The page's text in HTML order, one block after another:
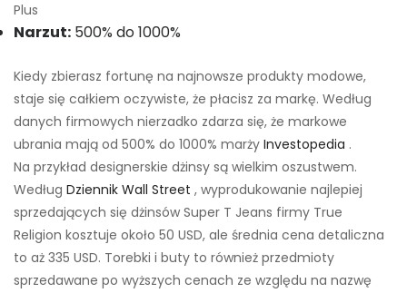
Plus
Narzut: 500% do 1000%
Kiedy zbierasz fortunę na najnowsze produkty modowe,
staje się całkiem oczywiste, że płacisz za markę. Według
danych firmowych nierzadko zdarza się, że markowe
ubrania mają od 500% do 1000% marży Investopedia .
Na przykład designerskie dżinsy są wielkim oszustwem.
Według Dziennik Wall Street , wyprodukowanie najlepiej
sprzedających się dżinsów Super T Jeans firmy True
Religion kosztuje około 50 USD, ale średnia cena detaliczna
to aż 335 USD. Torebki i buty to również przedmioty
sprzedawane po wyższych cenach ze względu na nazwę